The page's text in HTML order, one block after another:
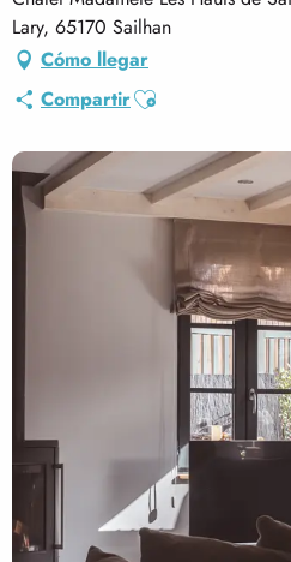
Lary, 65170 Sailhan
Cómo llegar
CompartirAjouter aux favoris